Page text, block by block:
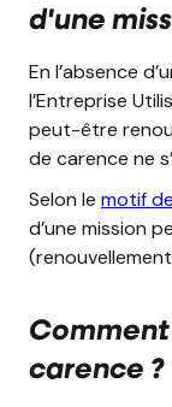
d'une
En l’absence
l’Entreprise
peut-être
de carence ne
Selon le motif
d’une mission
carence ?